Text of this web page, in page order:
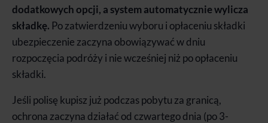
dodatkowych opcji, a system automatycznie wylicza
składkę. Po zatwierdzeniu wyboru i opłaceniu składki
ubezpieczenie zaczyna obowiązywać w dniu
rozpoczęcia podróży i nie wcześniej niż po opłaceniu
składki.
Jeśli polisę kupisz już podczas pobytu za granicą,
ochrona zaczyna działać od czwartego dnia (po 3-